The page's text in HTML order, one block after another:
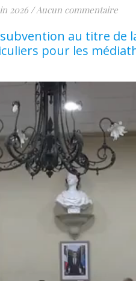
2026 / Aucun commentaire
au titre de
pour les